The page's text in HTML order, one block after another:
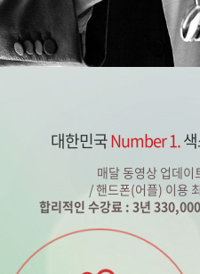
대한민국Number 1.
매달 동영상 업데
/ 핸드폰(어플) 이용
합리적인 수강료 : 3년